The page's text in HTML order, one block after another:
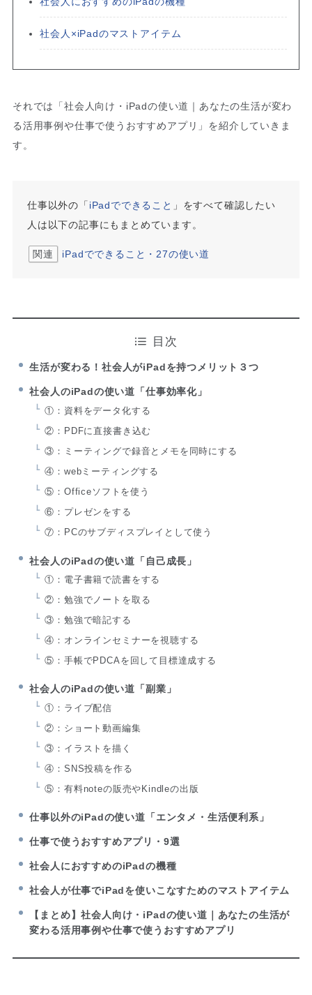
社会人×iPadのマストアイテム
それでは「社会人向け・iPadの使い道｜あなたの生活が変わ
る活用事例や仕事で使うおすすめアプリ」を紹介していきま
す。
仕事以外の「 iPadでできること 」をすべて確認したい
人は以下の記事にもまとめています。
関連 iPadでできること・27の使い道
目次
生活が変わる！社会人がiPadを持つメリット３つ
社会人のiPadの使い道「仕事効率化」
①：資料をデータ化する
②：PDFに直接書き込む
③：ミーティングで録音とメモを同時にする
④：webミーティングする
⑤：Officeソフトを使う
⑥：プレゼンをする
⑦：PCのサブディスプレイとして使う
社会人のiPadの使い道「自己成長」
①：電子書籍で読書をする
②：勉強でノートを取る
③：勉強で暗記する
④：オンラインセミナーを視聴する
⑤：手帳でPDCAを回して目標達成する
社会人のiPadの使い道「副業」
①：ライブ配信
②：ショート動画編集
③：イラストを描く
④：SNS投稿を作る
⑤：有料noteの販売やKindleの出版
仕事以外のiPadの使い道「エンタメ・生活便利系」
仕事で使うおすすめアプリ・9選
社会人におすすめのiPadの機種
社会人が仕事でiPadを使いこなすためのマストアイテム
【まとめ】社会人向け・iPadの使い道｜あなたの生活が
変わる活用事例や仕事で使うおすすめアプリ